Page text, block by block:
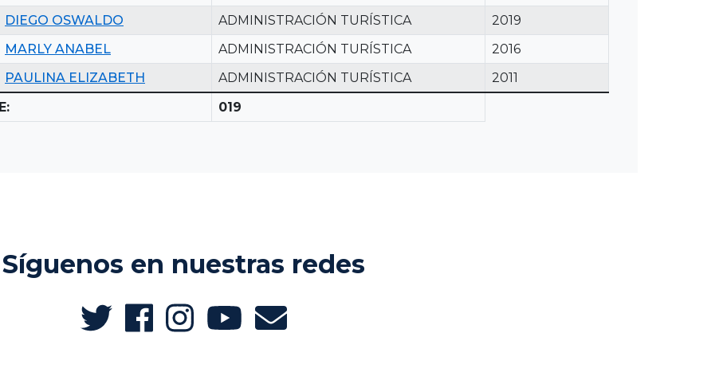
DIEGO OSWALDO ADMINISTRACIÓN TURÍSTICA
2019
MARLY ANABEL ADMINISTRACIÓN TURÍSTICA
2016
PAULINA ELIZABETH ADMINISTRACIÓN TURÍSTICA
2011
019
Síguenos en nuestras redes